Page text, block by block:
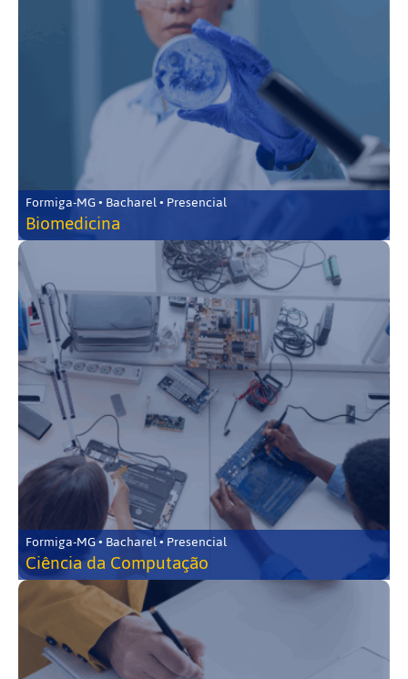
Formiga-MG • Bacharel • Presencial
Biomedicina
Formiga-MG • Bacharel • Presencial
Ciência da Computação